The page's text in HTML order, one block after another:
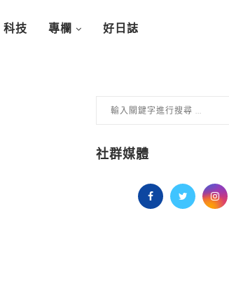
科技 專欄 好日誌
社群媒體